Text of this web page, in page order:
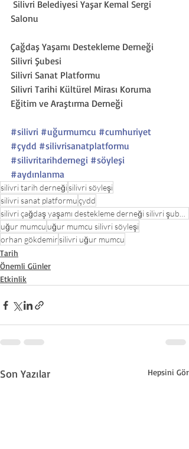
Salonu
Çağdaş Yaşamı Destekleme Derneği
Silivri Şubesi
Silivri Sanat Platformu
Silivri Tarihi Kültürel Mirası Koruma
Eğitim ve Araştırma Derneği
#silivri #uğurmumcu #cumhuriyet
#çydd #silivrisanatplatformu
#silivritarihdernegi #söyleşi
#aydınlanma
silivri tarih derneğisilivri söyleşi
silivri sanat platformuçydd
uğur mumcu uğur mumcu silivri söyleşi
orhan gökdemirsilivri uğur mumcu
Tarih
Önemli Günler
Etkinlik
Son Yazılar Hepsini Gör